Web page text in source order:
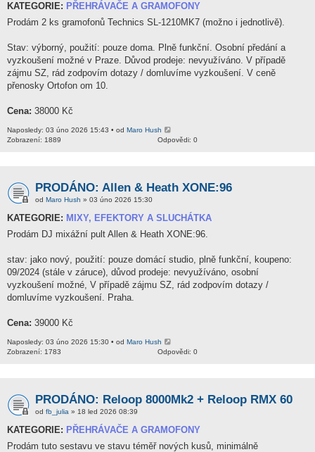
KATEGORIE: PŘEHRÁVAČE A GRAMOFONY
Prodám 2 ks gramofonů Technics SL-1210MK7 (možno i jednotlivě).
Stav: výborný, použití: pouze doma. Plně funkční. Osobní předání a
vyzkoušení možné v Praze. Důvod prodeje: nevyužíváno. V případě
zájmu SZ, rád zodpovím dotazy / domluvíme vyzkoušení. V ceně
přenosky Ortofon om 10.
Cena: 38000 Kč
Naposledy: 03 úno 2026 15:43 • od Maro Hush
Odpovědi: 0
Zobrazení: 1889
PRODÁNO: Allen & Heath XONE:96
od Maro Hush » 03 úno 2026 15:30
KATEGORIE: MIXY, EFEKTORY A SLUCHÁTKA
Prodám DJ mixážní pult Allen & Heath XONE:96.
stav: jako nový, použití: pouze domácí studio, plně funkční, koupeno:
09/2024 (stále v záruce), důvod prodeje: nevyužíváno, osobní
vyzkoušení možné, V případě zájmu SZ, rád zodpovím dotazy /
domluvíme vyzkoušení. Praha.
Cena: 39000 Kč
Naposledy: 03 úno 2026 15:30 • od Maro Hush
Odpovědi: 0
Zobrazení: 1783
PRODÁNO: Reloop 8000Mk2 + Reloop RMX 60
od fb_julia » 18 led 2026 08:39
KATEGORIE: PŘEHRÁVAČE A GRAMOFONY
Prodám tuto sestavu ve stavu téměř nových kusů, minimálně